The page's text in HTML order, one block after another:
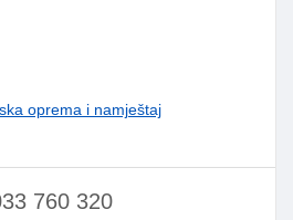
oprema i namještaj
760 320